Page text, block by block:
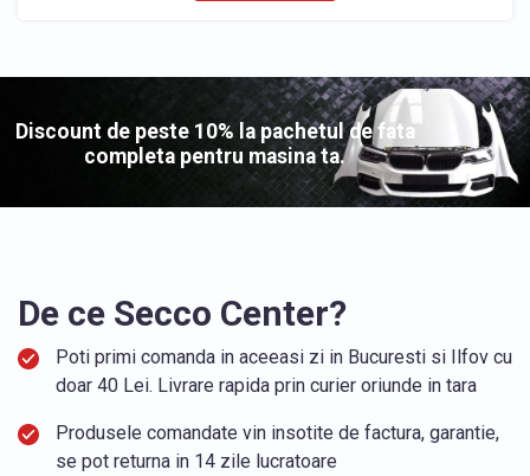
Discount de peste 10% la pachetul de fata
completa pentru masina ta.
De ce Secco Center?
Poti primi comanda in aceeasi zi in Bucuresti si Ilfov cu
doar 40 Lei. Livrare rapida prin curier oriunde in tara
Produsele comandate vin insotite de factura, garantie,
se pot returna in 14 zile lucratoare